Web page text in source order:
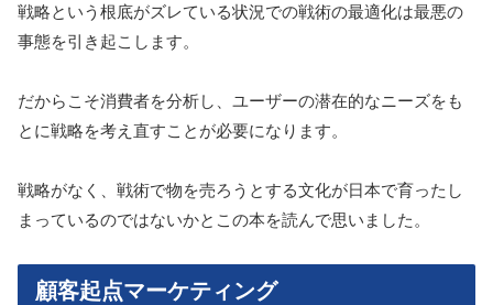
戦略という根底がズレている状況での戦術の最適化は最悪の
事態を引き起こします。
だからこそ消費者を分析し、ユーザーの潜在的なニーズをも
とに戦略を考え直すことが必要になります。
戦略がなく、戦術で物を売ろうとする文化が日本で育ったし
まっているのではないかとこの本を読んで思いました。
顧客起点マーケティング